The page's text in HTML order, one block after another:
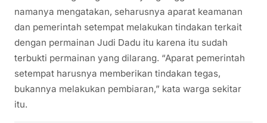
namanya mengatakan, seharusnya aparat keamanan
dan pemerintah setempat melakukan tindakan terkait
dengan permainan Judi Dadu itu karena itu sudah
terbukti permainan yang dilarang. “Aparat pemerintah
setempat harusnya memberikan tindakan tegas,
bukannya melakukan pembiaran,” kata warga sekitar
itu.